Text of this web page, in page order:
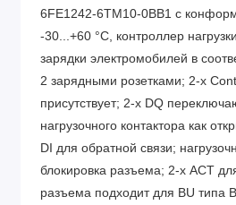
6FE1242-6TM10-0BB1 с
-30...+60 °C, контроллер
зарядки электромобилей в
2 зарядными розетками; 2‑х
присутствует; 2‑х DQ
нагрузочного контактора как
DI для обратной связи;
блокировка разъема; 2‑х ACT
разъема подходит для BU типа